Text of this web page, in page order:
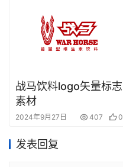
战马饮料logo矢量标志
素材
2024年9月27日 407 0
发表回复